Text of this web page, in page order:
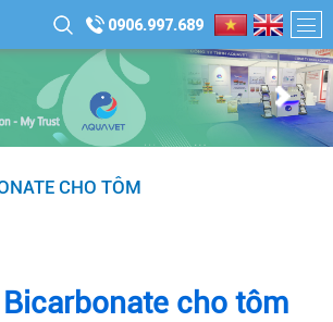
0906.997.689
CHO TÔM
cho tôm